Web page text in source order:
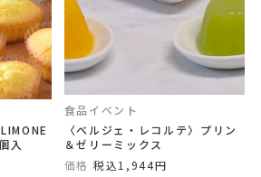
入
食品イベント
〈ベルジェ・レコルテ〉プリン
＆ゼリーミックス
価格 税込1,944円